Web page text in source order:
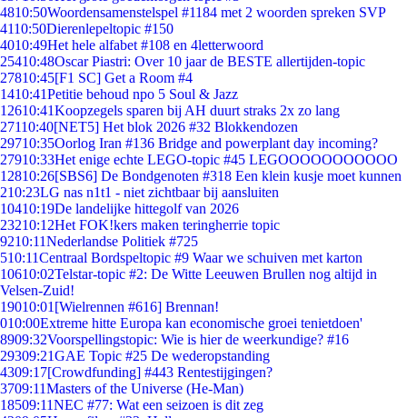
4810:50Woordensamenstelspel #1184 met 2 woorden spreken SVP
4110:50Dierenlepeltopic #150
4010:49Het hele alfabet #108 en 4letterwoord
25410:48Oscar Piastri: Over 10 jaar de BESTE allertijden-topic
27810:45[F1 SC] Get a Room #4
1410:41Petitie behoud npo 5 Soul & Jazz
12610:41Koopzegels sparen bij AH duurt straks 2x zo lang
27110:40[NET5] Het blok 2026 #32 Blokkendozen
29710:35Oorlog Iran #136 Bridge and powerplant day incoming?
27910:33Het enige echte LEGO-topic #45 LEGOOOOOOOOOOO
12810:26[SBS6] De Bondgenoten #318 Een klein kusje moet kunnen
210:23LG nas n1t1 - niet zichtbaar bij aansluiten
10410:19De landelijke hittegolf van 2026
23210:12Het FOK!kers maken teringherrie topic
9210:11Nederlandse Politiek #725
510:11Centraal Bordspeltopic #9 Waar we schuiven met karton
10610:02Telstar-topic #2: De Witte Leeuwen Brullen nog altijd in
Velsen-Zuid!
19010:01 [Wielrennen #616] Brennan!
010:00Extreme hitte Europa kan economische groei tenietdoen'
8909:32Voorspellingstopic: Wie is hier de weerkundige? #16
29309:21GAE Topic #25 De wederopstanding
4309:17[Crowdfunding] #443 Rentestijgingen?
3709:11Masters of the Universe (He-Man)
18509:11NEC #77: Wat een seizoen is dit zeg